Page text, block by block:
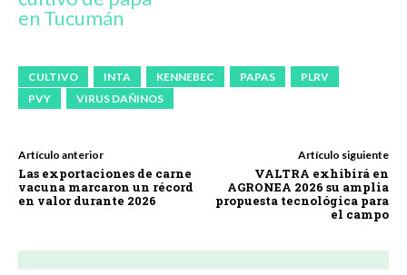
en Tucumán
CULTIVO INTA KENNEBEC PAPAS
PLRV
PVY
VIRUS DAÑINOS
Artículo anterior
Las exportaciones de carne
vacuna marcaron un récord
en valor durante 2026
Artículo siguiente
VALTRA exhibirá en
AGRONEA 2026 su amplia
propuesta tecnológica para
el campo